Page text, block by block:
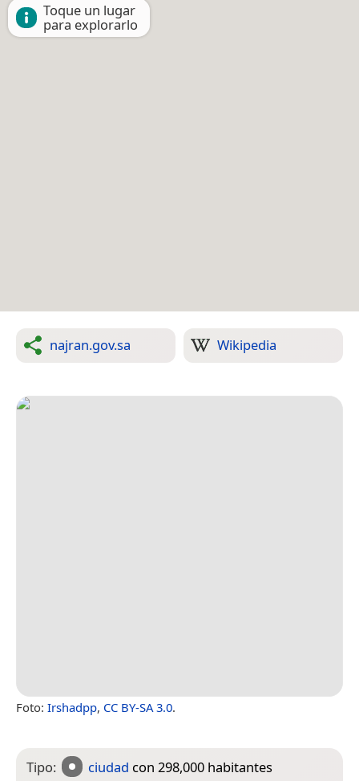
Toque un lugar
para explorarlo
najran.gov.sa Wikipedia
Foto: Irshadpp, CC BY-SA 3.0.
Tipo: ciudad con 298,000 habitantes